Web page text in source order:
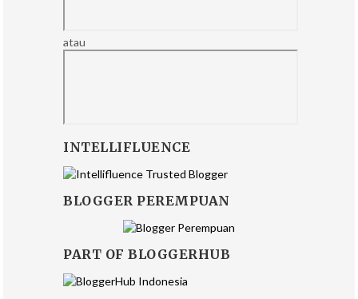
atau
INTELLIFLUENCE
BLOGGER PEREMPUAN
PART OF BLOGGERHUB